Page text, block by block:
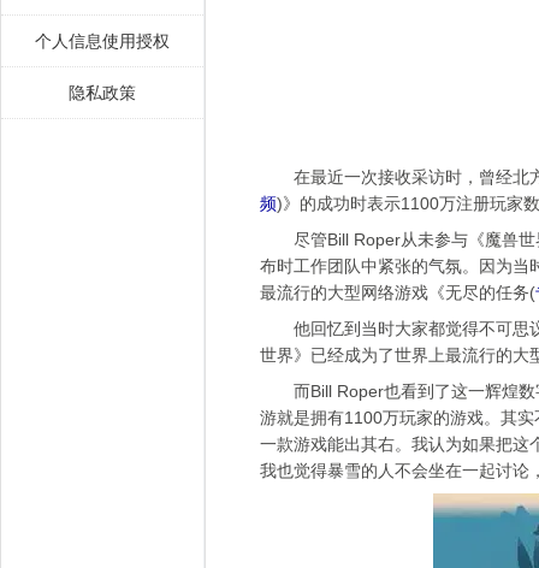
个人信息使用授权
隐私政策
在最近一次接收采访时，曾经北
频)》的成功时表示1100万注册玩家
尽管Bill Roper从未参与《魔兽世
布时工作团队中紧张的气氛。因为当
最流行的大型网络游戏《无尽的任务(
他回忆到当时大家都觉得不可思议
世界》已经成为了世界上最流行的大
而Bill Roper也看到了这一辉煌数
游就是拥有1100万玩家的游戏。其
一款游戏能出其右。我认为如果把这
我也觉得暴雪的人不会坐在一起讨论